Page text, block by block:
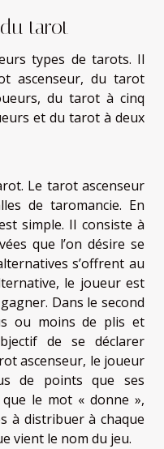
tarot
types de tarots. Il
ascenseur, du tarot
du tarot à cinq
et du tarot à deux
Le tarot ascenseur
de taromancie. En
simple. Il consiste à
que l’on désire se
s’offrent au
le joueur est
Dans le second
ou moins de plis et
de se déclarer
ascenseur, le joueur
de points que ses
le mot « donne »,
à distribuer à chaque
vient le nom du jeu.